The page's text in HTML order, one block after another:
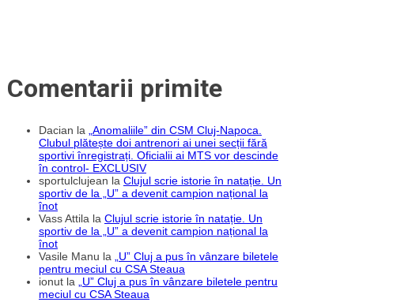
Comentarii primite
Dacian la „Anomaliile” din CSM Cluj-Napoca.
Clubul plătește doi antrenori ai unei secții fără
sportivi înregistrați. Oficialii ai MTS vor descinde
în control- EXCLUSIV
sportulclujean la Clujul scrie istorie în natație. Un
sportiv de la „U” a devenit campion național la
înot
Vass Attila la Clujul scrie istorie în natație. Un
sportiv de la „U” a devenit campion național la
înot
Vasile Manu la „U” Cluj a pus în vânzare biletele
pentru meciul cu CSA Steaua
ionut la „U” Cluj a pus în vânzare biletele pentru
meciul cu CSA Steaua